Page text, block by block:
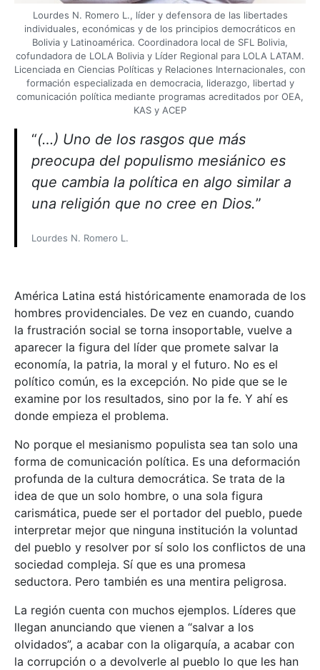
Lourdes N. Romero L., líder y defensora de las libertades
individuales, económicas y de los principios democráticos en
Bolivia y Latinoamérica. Coordinadora local de SFL Bolivia,
cofundadora de LOLA Bolivia y Líder Regional para LOLA LATAM.
Licenciada en Ciencias Políticas y Relaciones Internacionales, con
formación especializada en democracia, liderazgo, libertad y
comunicación política mediante programas acreditados por OEA,
KAS y ACEP
“(…) Uno de los rasgos que más
preocupa del populismo mesiánico es
que cambia la política en algo similar a
una religión que no cree en Dios.”
Lourdes N. Romero L.
América Latina está históricamente enamorada de los
hombres providenciales. De vez en cuando, cuando
la frustración social se torna insoportable, vuelve a
aparecer la figura del líder que promete salvar la
economía, la patria, la moral y el futuro. No es el
político común, es la excepción. No pide que se le
examine por los resultados, sino por la fe. Y ahí es
donde empieza el problema.
No porque el mesianismo populista sea tan solo una
forma de comunicación política. Es una deformación
profunda de la cultura democrática. Se trata de la
idea de que un solo hombre, o una sola figura
carismática, puede ser el portador del pueblo, puede
interpretar mejor que ninguna institución la voluntad
del pueblo y resolver por sí solo los conflictos de una
sociedad compleja. Sí que es una promesa
seductora. Pero también es una mentira peligrosa.
La región cuenta con muchos ejemplos. Líderes que
llegan anunciando que vienen a “salvar a los
olvidados”, a acabar con la oligarquía, a acabar con
la corrupción o a devolverle al pueblo lo que les han